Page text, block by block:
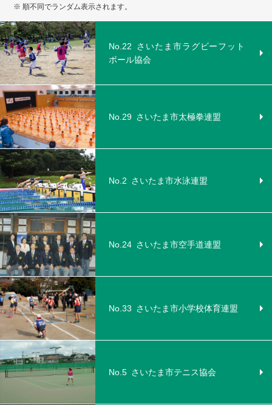
※ 順不同でランダム表示されます。
No.22
さいたま市ラグビーフット
ボール協会
No.29 さいたま市太極拳連盟
No.2 さいたま市水泳連盟
No.24 さいたま市空手道連盟
No.33 さいたま市小学校体育連盟
No.5 さいたま市テニス協会